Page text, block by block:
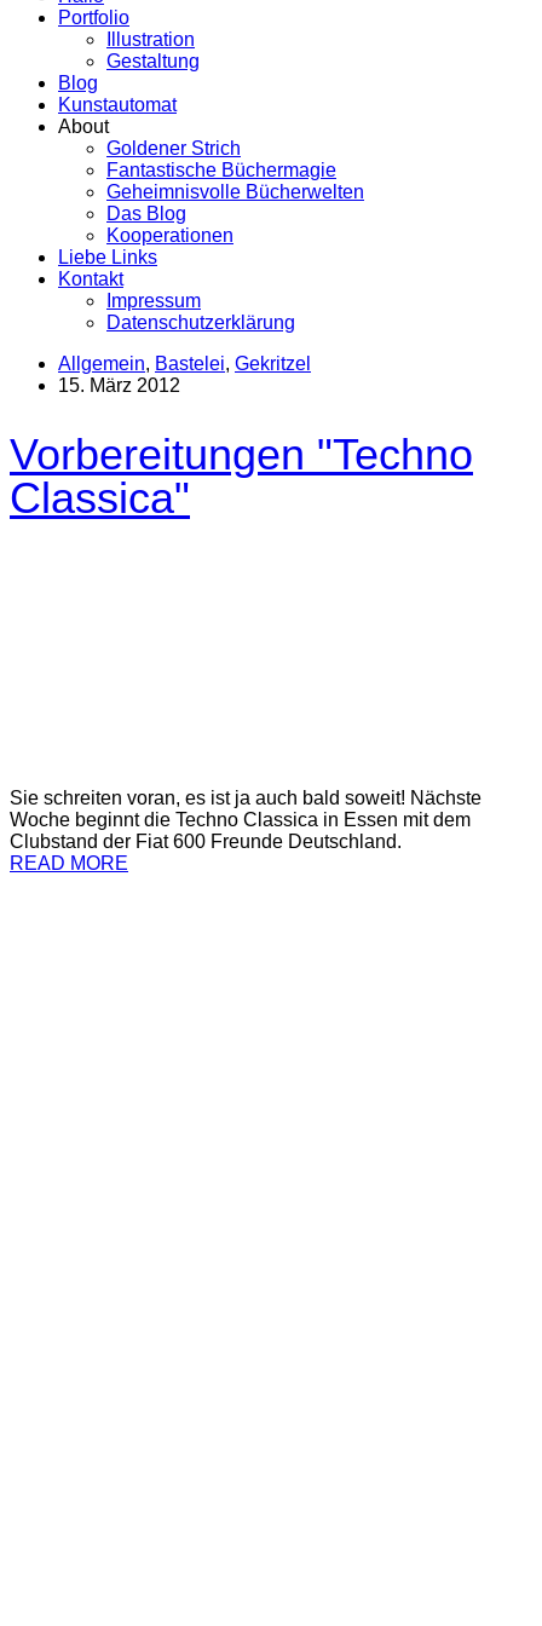
Portfolio
Illustration
Gestaltung
Blog
Kunstautomat
About
Goldener Strich
Fantastische Büchermagie
Geheimnisvolle Bücherwelten
Das Blog
Kooperationen
Liebe Links
Kontakt
Impressum
Datenschutzerklärung
Allgemein, Bastelei, Gekritzel
15. März 2012
Vorbereitungen "Techno
Classica"
Sie schreiten voran, es ist ja auch bald soweit! Nächste
Woche beginnt die Techno Classica in Essen mit dem
Clubstand der Fiat 600 Freunde Deutschland.
READ MORE